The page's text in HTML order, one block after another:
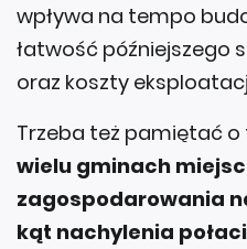
wpływa na tempo
łatwość późniejszego
oraz koszty
Trzeba też pamiętać
wielu gminach
zagospodarowania
kąt nachylenia